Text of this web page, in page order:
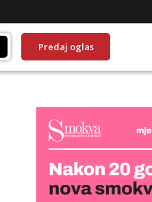
Predaj oglas